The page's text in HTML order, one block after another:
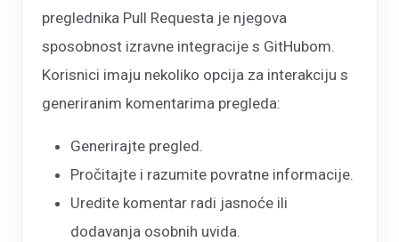
preglednika Pull Requesta je njegova
sposobnost izravne integracije s GitHubom.
Korisnici imaju nekoliko opcija za interakciju s
generiranim komentarima pregleda:
Generirajte pregled.
Pročitajte i razumite povratne informacije.
Uredite komentar radi jasnoće ili
dodavanja osobnih uvida.